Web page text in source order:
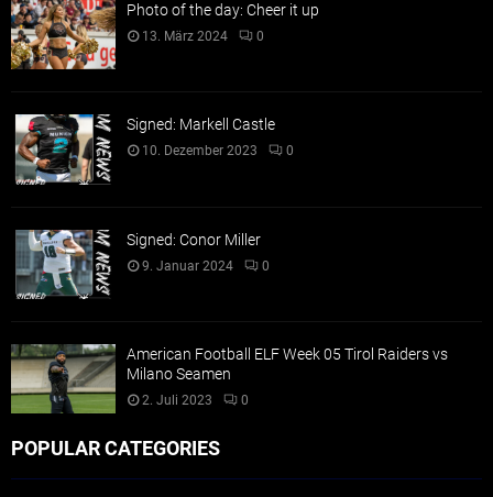
Photo of the day: Cheer it up
13. März 2024 0
Signed: Markell Castle
10. Dezember 2023 0
Signed: Conor Miller
9. Januar 2024 0
American Football ELF Week 05 Tirol Raiders vs
Milano Seamen
2. Juli 2023 0
POPULAR CATEGORIES